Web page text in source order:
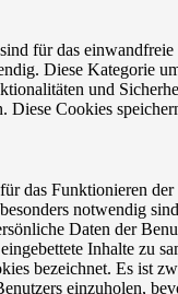
für das
Diese Kategorie
und
Diese Cookies
das Funktionieren der
notwendig
Daten der
Inhalte zu
bezeichnet. Es ist
einzuholen,